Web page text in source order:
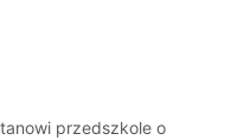
przedszkole o